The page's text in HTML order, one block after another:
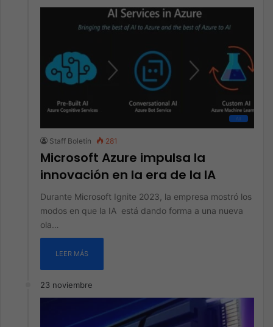
All
Staff Boletín 281
Microsoft Azure impulsa la
innovación en la era de la IA
Durante Microsoft Ignite 2023, la empresa mostró los
modos en que la IA está dando forma a una nueva
ola…
LEER MÁS
23 noviembre